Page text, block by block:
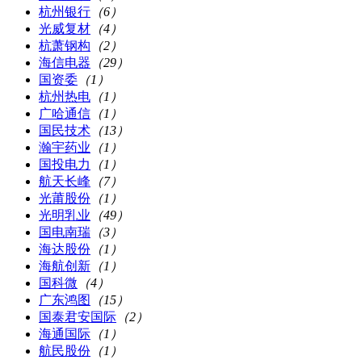
杭州银行 （6）
光威复材 （4）
杭萧钢构 （2）
海信电器 （29）
国资委 （1）
杭州热电 （1）
广哈通信 （1）
国民技术 （13）
瀚宇药业 （1）
国投电力
（1）
航天长峰 （7）
光莆股份 （1）
光明乳业 （49）
国电南瑞 （3）
海达股份 （1）
海航创新 （1）
国科微 （4）
广东鸿图
（15）
国泰君安国际 （2）
海通国际 （1）
航民股份 （1）